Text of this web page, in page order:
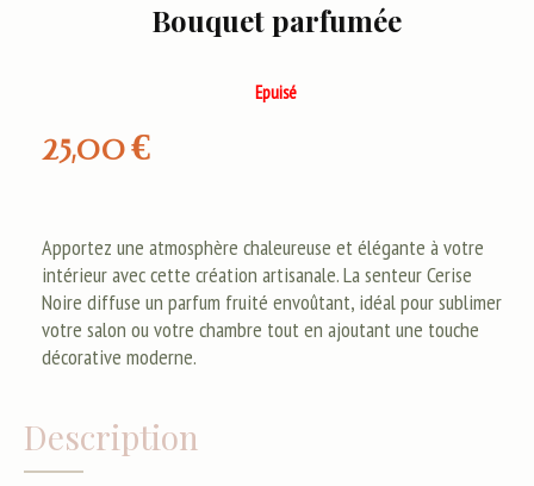
Bouquet parfumée
25,00€
Epuisé
Apportez une atmosphère chaleureuse et élégante à votre
intérieur avec cette création artisanale. La senteur Cerise
Noire diffuse un parfum fruité envoûtant, idéal pour sublimer
votre salon ou votre chambre tout en ajoutant une touche
décorative moderne.
Description